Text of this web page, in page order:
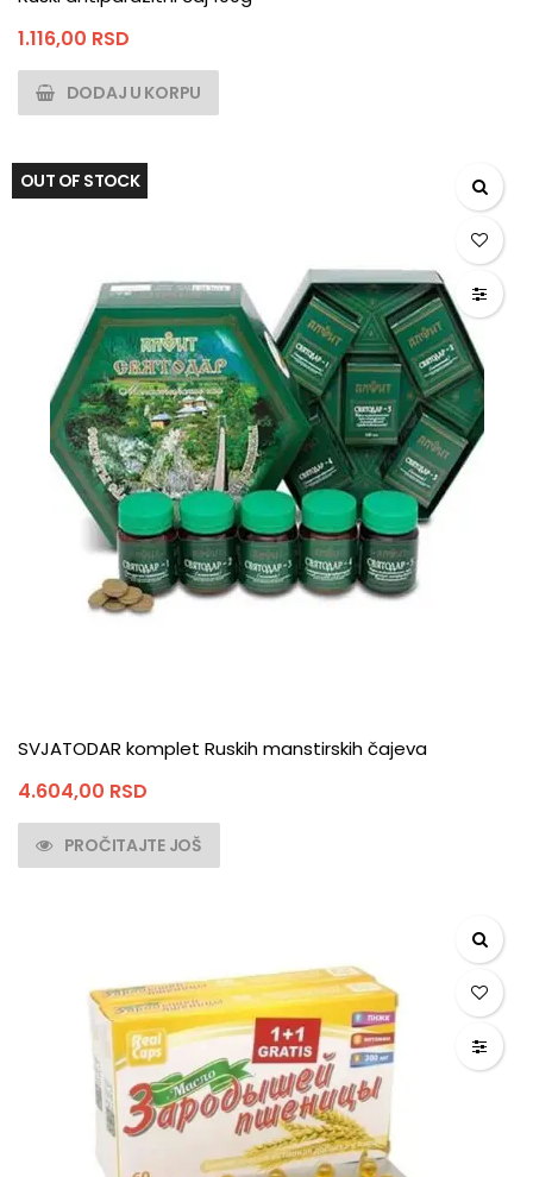
1.116,00 RSD
DODAJ U KORPU
OUT OF STOCK
SVJATODAR komplet Ruskih manstirskih čajeva
4.604,00 RSD
PROČITAJTE JOŠ